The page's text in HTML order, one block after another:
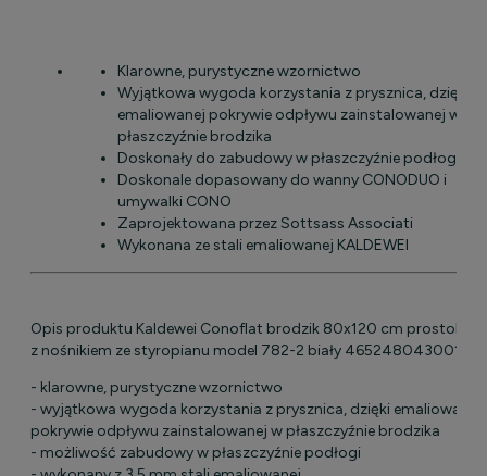
Klarowne, purystyczne wzornictwo
Wyjątkowa wygoda korzystania z prysznica, dzięki
emaliowanej pokrywie odpływu zainstalowanej w
płaszczyźnie brodzika
Doskonały do zabudowy w płaszczyźnie podłogi
Doskonale dopasowany do wanny CONODUO i
umywalki CONO
Zaprojektowana przez Sottsass Associati
Wykonana ze stali emaliowanej KALDEWEI
Opis produktu Kaldewei Conoflat brodzik 80x120 cm
z nośnikiem ze styropianu model 782-2 biały 465248043001
- klarowne, purystyczne wzornictwo
- wyjątkowa wygoda korzystania z prysznica, dzięki emaliowane
pokrywie odpływu zainstalowanej w płaszczyźnie brodzika
- możliwość zabudowy w płaszczyźnie podłogi